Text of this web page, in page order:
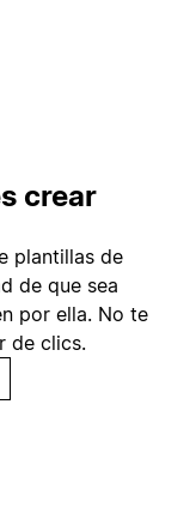
crear
plantillas de
de que sea
por ella. No te
de clics.